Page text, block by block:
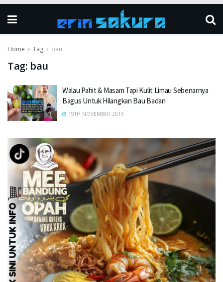
Home Tag bau
Tag: bau
Walau Pahit & Masam Tapi Kulit Limau Sebenarnya
Bagus Untuk Hilangkan Bau Badan
19TH NOVEMBER 2019